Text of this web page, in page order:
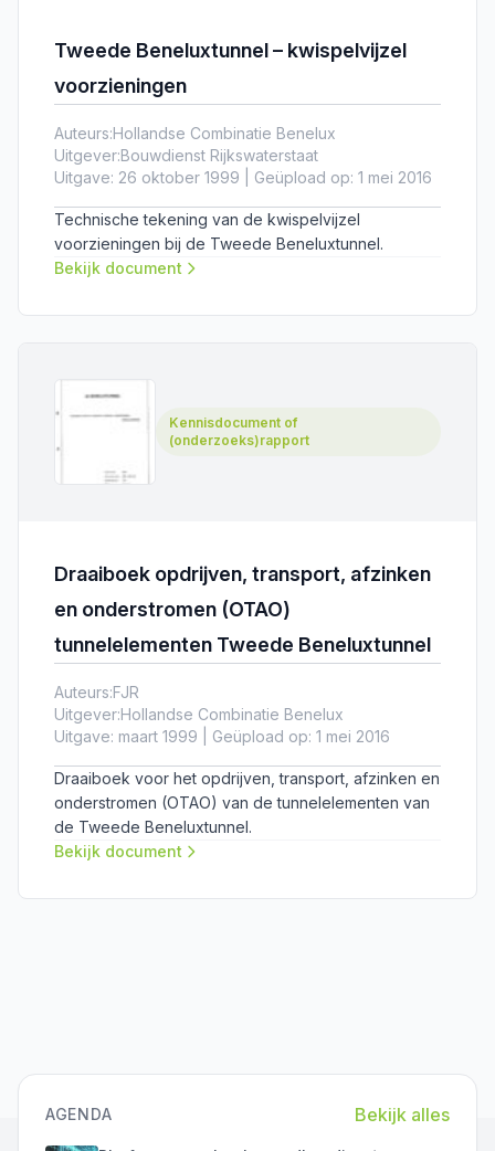
Tweede Beneluxtunnel – kwispelvijzel
voorzieningen
Auteurs:Hollandse Combinatie Benelux
Uitgever:Bouwdienst Rijkswaterstaat
Uitgave: 26 oktober 1999 | Geüpload op: 1 mei 2016
Technische tekening van de kwispelvijzel
voorzieningen bij de Tweede Beneluxtunnel.
Bekijk document
Kennisdocument of
(onderzoeks)rapport
Draaiboek opdrijven, transport, afzinken
en onderstromen (OTAO)
tunnelelementen Tweede Beneluxtunnel
Auteurs:FJR
Uitgever:Hollandse Combinatie Benelux
Uitgave: maart 1999 | Geüpload op: 1 mei 2016
Draaiboek voor het opdrijven, transport, afzinken en
onderstromen (OTAO) van de tunnelelementen van
de Tweede Beneluxtunnel.
Bekijk document
AGENDA Bekijk alles